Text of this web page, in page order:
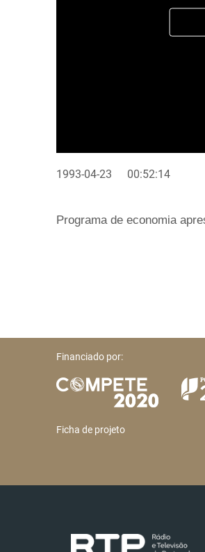
1993-04-23 00:52:14
Programa de economia
Financiado por:
Ficha de projeto